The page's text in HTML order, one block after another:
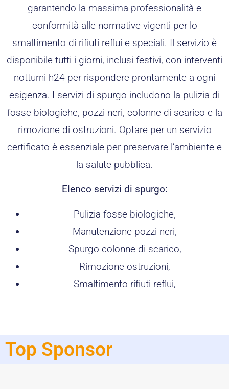
garantendo la massima professionalità e
conformità alle normative vigenti per lo
smaltimento di rifiuti reflui e speciali. Il servizio è
disponibile tutti i giorni, inclusi festivi, con interventi
notturni h24 per rispondere prontamente a ogni
esigenza. I servizi di spurgo includono la pulizia di
fosse biologiche, pozzi neri, colonne di scarico e la
rimozione di ostruzioni. Optare per un servizio
certificato è essenziale per preservare l’ambiente e
la salute pubblica.
Elenco servizi di spurgo:
Pulizia fosse biologiche,
Manutenzione pozzi neri,
Spurgo colonne di scarico,
Rimozione ostruzioni,
Smaltimento rifiuti reflui,
Top Sponsor